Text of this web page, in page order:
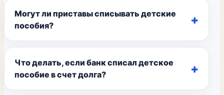
Могут ли приставы списывать детские
пособия?
Что делать, если банк списал детское
пособие в счет долга?